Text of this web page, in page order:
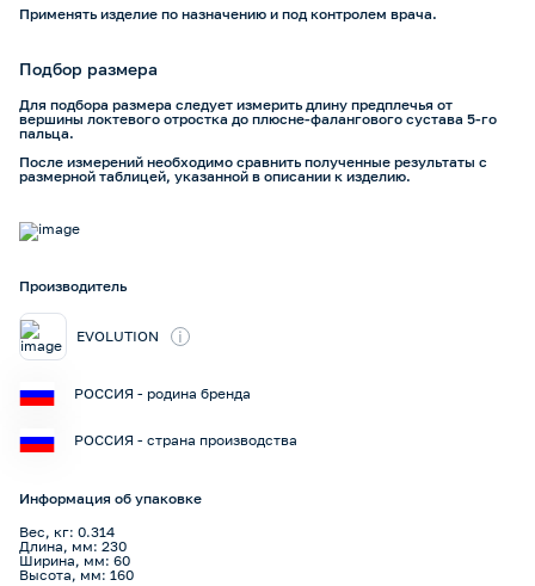
Применять изделие по назначению и под контролем врача.
Подбор размера
Для подбора размера следует измерить длину предплечья от
вершины локтевого отростка до плюсне-фалангового сустава 5-го
пальца.
После измерений необходимо сравнить полученные результаты с
размерной таблицей, указанной в описании к изделию.
Производитель
EVOLUTION i
РОССИЯ - родина бренда
РОССИЯ - страна производства
Информация об упаковке
Вес, кг: 0.314
Длина, мм: 230
Ширина, мм: 60
Высота, мм: 160